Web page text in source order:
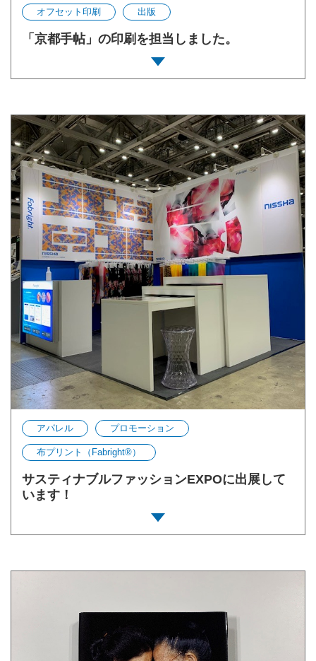
オフセット印刷 出版
「京都手帖」の印刷を担当しました。
アパレル プロモーション
布プリント（Fabright®︎）
サスティナブルファッションEXPOに出展して
います！